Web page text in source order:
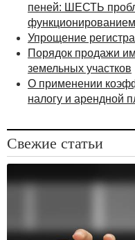
пеней: ШЕСТЬ
Упрощение
Порядок продажи
земельных участков
О применении
налогу и арендной
Свежие статьи